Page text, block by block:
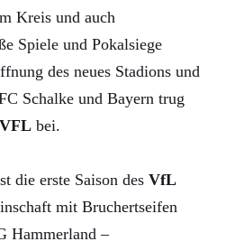
Kreis und auch
Spiele und Pokalsiege
des neues Stadions und
Schalke und Bayern trug
VFL bei.
die erste Saison des VfL
mit Bruchertseifen
Hammerland –